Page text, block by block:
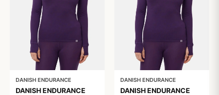
DANISH ENDURANCE
DANISH ENDURANCE
DANISH ENDURANCE
DANISH ENDURANCE